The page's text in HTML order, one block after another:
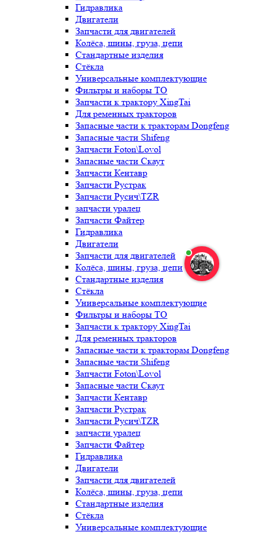
Гидравлика
Двигатели
Запчасти для двигателей
Колёса, шины, груза, цепи
Стандартные изделия
Стёкла
Универсальные комплектующие
Фильтры и наборы ТО
Запчасти к трактору XingTai
Для ременных тракторов
Запасные части к тракторам Dongfeng
Запасные части Shifeng
Запчасти Foton\Lovol
Запасные части Скаут
Запчасти Кентавр
Запчасти Рустрак
Запчасти Русич\TZR
запчасти уралец
Запчасти Файтер
Гидравлика
Двигатели
Запчасти для двигателей
Колёса, шины, груза, цепи
Стандартные изделия
Стёкла
Универсальные комплектующие
Фильтры и наборы ТО
Запчасти к трактору XingTai
Для ременных тракторов
Запасные части к тракторам Dongfeng
Запасные части Shifeng
Запчасти Foton\Lovol
Запасные части Скаут
Запчасти Кентавр
Запчасти Рустрак
Запчасти Русич\TZR
запчасти уралец
Запчасти Файтер
Гидравлика
Двигатели
Запчасти для двигателей
Колёса, шины, груза, цепи
Стандартные изделия
Стёкла
Универсальные комплектующие